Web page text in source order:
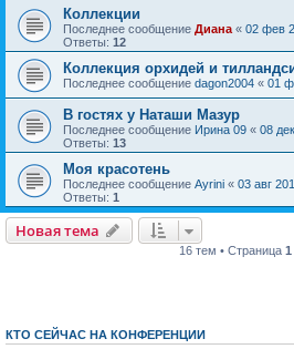
Коллекции
Последнее сообщение Диана« 02 фев
Ответы: 12
Коллекция орхидей и
Последнее сообщение dagon2004 « 01
В гостях у Наташи Мазур
Последнее сообщение Ирина 09 « 08
Ответы: 13
Моя красотень
Последнее сообщение Ayrini « 03 авг
Ответы: 1
Новая тема
16 тем • Страница 1
КТО СЕЙЧАС НА КОНФЕРЕНЦИИ